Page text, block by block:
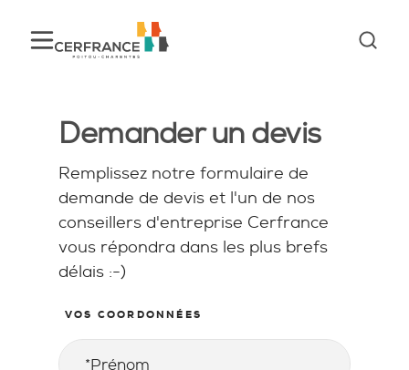
Demander un devis
Remplissez notre formulaire de
demande de devis et l'un de nos
conseillers d'entreprise Cerfrance
vous répondra dans les plus brefs
délais :-)
VOS COORDONNÉES